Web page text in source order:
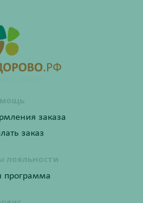
заказа
заказ
лояльности
программа